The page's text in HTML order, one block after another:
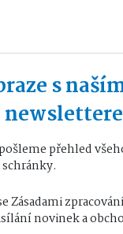
s
přehled
Zásadami
novinek a